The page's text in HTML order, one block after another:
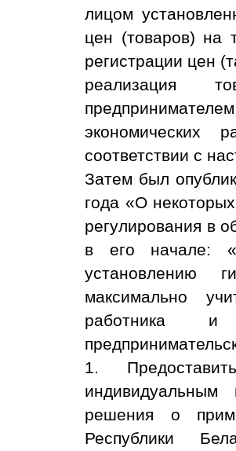
лицом
цен (товаров) на
регистрации цен
реализация
экономических
соответствии с
Затем был
года «О
регулирования в
в его начале:
установлению
максимально
работника и
1.
индивидуальным
решения о
Республики